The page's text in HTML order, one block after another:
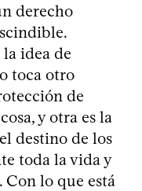
derecho
idea de
toca otro
de
y otra es la
destino de los
toda la vida y
Con lo que está